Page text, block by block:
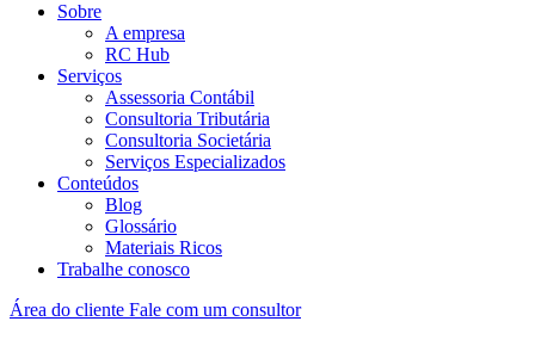
Sobre
A empresa
RC Hub
Serviços
Assessoria Contábil
Consultoria Tributária
Consultoria Societária
Serviços Especializados
Conteúdos
Blog
Glossário
Materiais Ricos
Trabalhe conosco
Área do cliente Fale com um consultor